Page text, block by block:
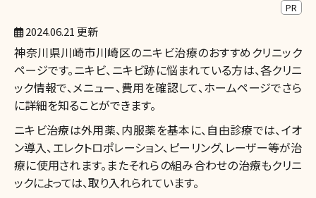
PR
2024.06.21 更新
神奈川県川崎市川崎区のニキビ治療のおすすめクリニック
ページです。ニキビ、ニキビ跡に悩まれている方は、各クリニ
ック情報で、メニュー、費用を確認して、ホームページでさら
に詳細を知ることができます。
ニキビ治療は外用薬、内服薬を基本に、自由診療では、イオ
ン導入、エレクトロポレーション、ピーリング、レーザー等が治
療に使用されます。またそれらの組み合わせの治療もクリニ
ックによっては、取り入れられています。